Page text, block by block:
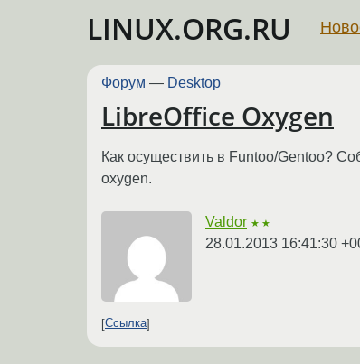
LINUX.ORG.RU
Форум — Desktop
LibreOffice Oxygen
Как осуществить в Funtoo/Gentoo?
oxygen.
Valdor ★★
28.01.2013 16:41:30
Ссылка